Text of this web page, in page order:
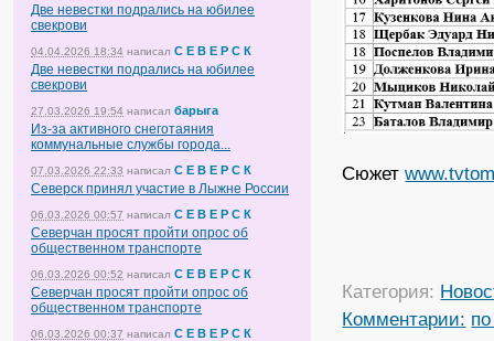
Две невестки подрались на юбилее
свекрови
04.04.2026 18:34 написал С Е В Е Р С К
Две невестки подрались на юбилее
свекрови
27.03.2026 19:54 написал барыга
Из-за активного снеготаяния
коммунальные службы города...
07.03.2026 22:33 написал С Е В Е Р С К
Северск принял участие в Лыжне России
06.03.2026 00:57 написал С Е В Е Р С К
Северчан просят пройти опрос об
общественном транспорте
06.03.2026 00:52 написал С Е В Е Р С К
Северчан просят пройти опрос об
общественном транспорте
06.03.2026 00:37 написал С Е В Е Р С К
Сюжет
Категория:
Комментарии: